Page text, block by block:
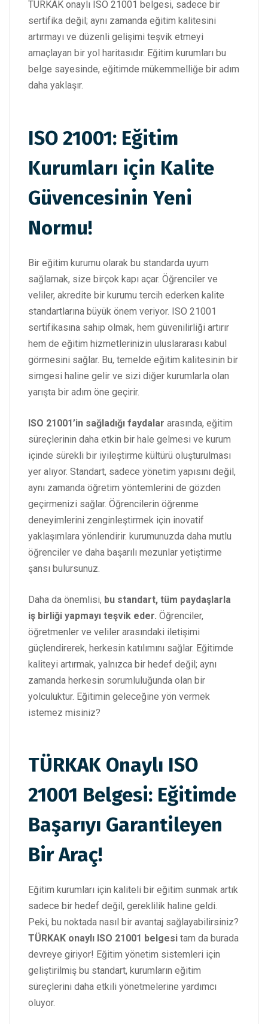
TÜRKAK onaylı ISO 21001 belgesi, sadece bir
sertifika değil; aynı zamanda eğitim kalitesini
artırmayı ve düzenli gelişimi teşvik etmeyi
amaçlayan bir yol haritasıdır. Eğitim kurumları bu
belge sayesinde, eğitimde mükemmelliğe bir adım
daha yaklaşır.
ISO 21001: Eğitim
Kurumları için Kalite
Güvencesinin Yeni
Normu!
Bir eğitim kurumu olarak bu standarda uyum
sağlamak, size birçok kapı açar. Öğrenciler ve
veliler, akredite bir kurumu tercih ederken kalite
standartlarına büyük önem veriyor. ISO 21001
sertifikasına sahip olmak, hem güvenilirliği artırır
hem de eğitim hizmetlerinizin uluslararası kabul
görmesini sağlar. Bu, temelde eğitim kalitesinin bir
simgesi haline gelir ve sizi diğer kurumlarla olan
yarışta bir adım öne geçirir.
ISO 21001’in sağladığı faydalar arasında, eğitim
süreçlerinin daha etkin bir hale gelmesi ve kurum
içinde sürekli bir iyileştirme kültürü oluşturulması
yer alıyor. Standart, sadece yönetim yapısını değil,
aynı zamanda öğretim yöntemlerini de gözden
geçirmenizi sağlar. Öğrencilerin öğrenme
deneyimlerini zenginleştirmek için inovatif
yaklaşımlara yönlendirir. kurumunuzda daha mutlu
öğrenciler ve daha başarılı mezunlar yetiştirme
şansı bulursunuz.
Daha da önemlisi, bu standart, tüm paydaşlarla
iş birliği yapmayı teşvik eder. Öğrenciler,
öğretmenler ve veliler arasındaki iletişimi
güçlendirerek, herkesin katılımını sağlar. Eğitimde
kaliteyi artırmak, yalnızca bir hedef değil; aynı
zamanda herkesin sorumluluğunda olan bir
yolculuktur. Eğitimin geleceğine yön vermek
istemez misiniz?
TÜRKAK Onaylı ISO
21001 Belgesi: Eğitimde
Başarıyı Garantileyen
Bir Araç!
Eğitim kurumları için kaliteli bir eğitim sunmak artık
sadece bir hedef değil, gereklilik haline geldi.
Peki, bu noktada nasıl bir avantaj sağlayabilirsiniz?
TÜRKAK onaylı ISO 21001 belgesi tam da burada
devreye giriyor! Eğitim yönetim sistemleri için
geliştirilmiş bu standart, kurumların eğitim
süreçlerini daha etkili yönetmelerine yardımcı
oluyor.